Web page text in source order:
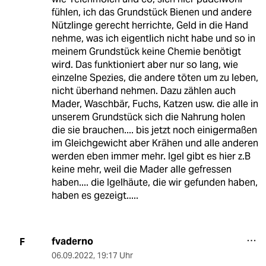
fühlen, ich das Grundstück Bienen und andere
Nützlinge gerecht herrichte, Geld in die Hand
nehme, was ich eigentlich nicht habe und so in
meinem Grundstück keine Chemie benötigt
wird. Das funktioniert aber nur so lang, wie
einzelne Spezies, die andere töten um zu leben,
nicht überhand nehmen. Dazu zählen auch
Mader, Waschbär, Fuchs, Katzen usw. die alle in
unserem Grundstück sich die Nahrung holen
die sie brauchen.... bis jetzt noch einigermaßen
im Gleichgewicht aber Krähen und alle anderen
werden eben immer mehr. Igel gibt es hier z.B
keine mehr, weil die Mader alle gefressen
haben.... die Igelhäute, die wir gefunden haben,
haben es gezeigt.....
F fvaderno
06.09.2022, 19:17 Uhr